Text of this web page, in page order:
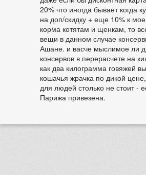
20% что иногда бывает когда
на доп/скидку + еще 10% к
корма котятам и щенкам, то
вещи в данном случае
Ашане. и васче мыслимое ли
консервов в перерасчете на
как два килограмма говяжей
кошачья жрачка по дикой
для людей столько не стоит -
Парижа привезена.